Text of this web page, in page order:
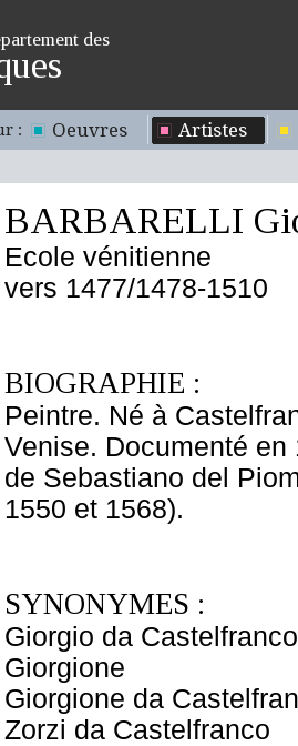
des
: Oeuvres Artistes
BARBARELLI
Ecole vénitienne
vers 1477/1478-1510
BIOGRAPHIE :
Peintre. Né à
Venise. Documenté
de Sebastiano del
1550 et 1568).
SYNONYMES :
Giorgio da Castelfranco
Giorgione
Giorgione da
Zorzi da Castelfranco